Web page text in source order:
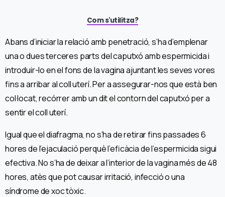
Com s'utilitza?
Abans d’iniciar la relació amb penetració, s’ha d’emplenar
una o dues terceres parts del caputxó amb espermicida i
introduir-lo en el fons de la vagina ajuntant les seves vores
fins a arribar al coll uterí. Per a assegurar-nos que està ben
col·locat, recórrer amb un dit el contorn del caputxó per a
sentir el coll uterí.
Igual que el diafragma, no s’ha de retirar fins passades 6
hores de l’ejaculació perquè l’eficàcia de l’espermicida sigui
efectiva. No s’ha de deixar a l’interior de la vagina més de 48
hores, atès que pot causar irritació, infecció o una
síndrome de xoc tòxic.